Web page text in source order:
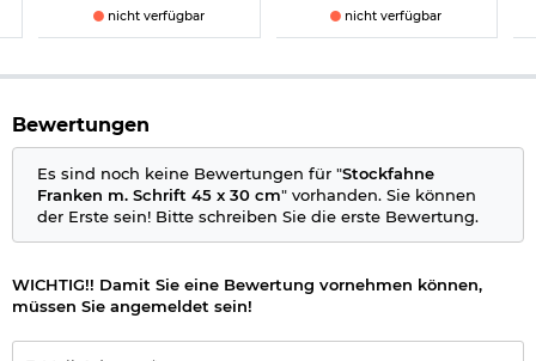
nicht verfügbar nicht verfügbar
Bewertungen
Es sind noch keine Bewertungen für "Stockfahne
Franken m. Schrift 45 x 30 cm" vorhanden. Sie können
der Erste sein! Bitte schreiben Sie die erste Bewertung.
WICHTIG!! Damit Sie eine Bewertung vornehmen können,
müssen Sie angemeldet sein!